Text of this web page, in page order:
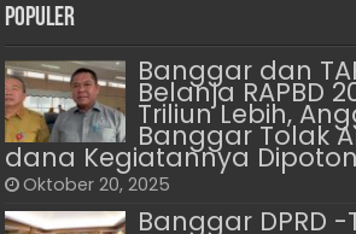
Populer
Banggar dan
Belanja RAPBD
Triliun Lebih,
Banggar Tolak
dana Kegiatannya
Oktober 20, 2025
Banggar DPRD -